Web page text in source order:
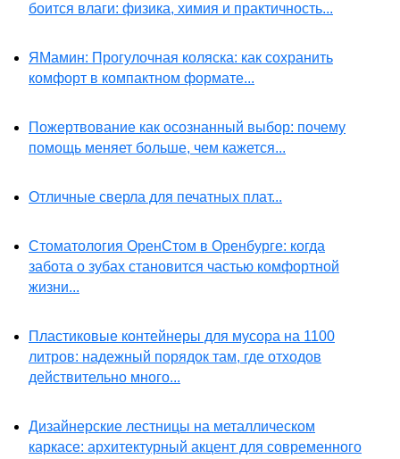
боится влаги: физика, химия и практичность...
ЯМамин: Прогулочная коляска: как сохранить
комфорт в компактном формате...
Пожертвование как осознанный выбор: почему
помощь меняет больше, чем кажется...
Отличные сверла для печатных плат...
Стоматология ОренСтом в Оренбурге: когда
забота о зубах становится частью комфортной
жизни...
Пластиковые контейнеры для мусора на 1100
литров: надежный порядок там, где отходов
действительно много...
Дизайнерские лестницы на металлическом
каркасе: архитектурный акцент для современного